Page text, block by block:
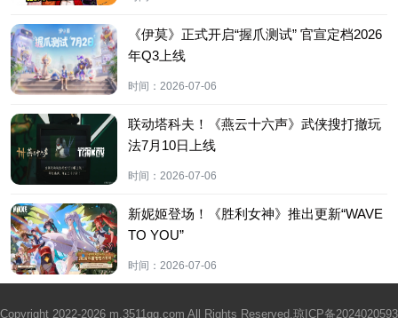
《伊莫》正式开启“握爪测试” 官宣定档2026
年Q3上线
时间： 2026-07-06
联动塔科夫！《燕云十六声》武侠搜打撤玩
法7月10日上线
时间： 2026-07-06
新妮姬登场！《胜利女神》推出更新“WAVE
TO YOU”
时间： 2026-07-06
Copyright 2022-2026 m.3511gg.com All Rights Reserved. 琼ICP备2024020593